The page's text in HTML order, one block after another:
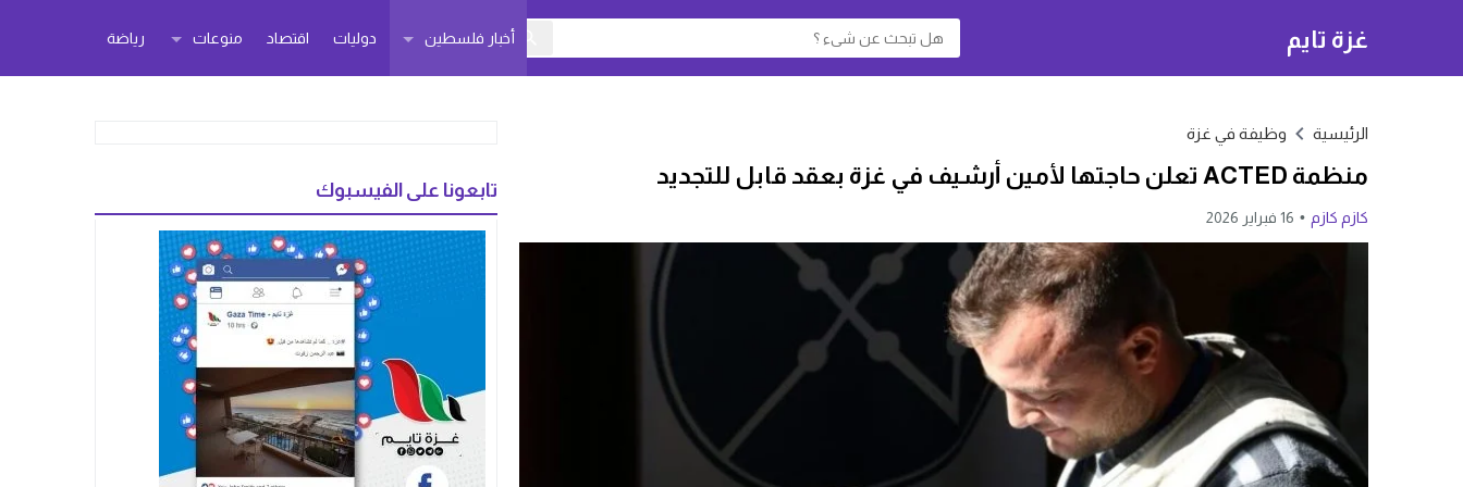
غزة تايم أخبار فلسطين دوليات اقتصاد منوعات رياضة
الرئيسية وظيفة في غزة
منظمة ACTED تعلن حاجتها لأمين أرشيف في غزة بعقد قابل للتجديد
كازم كازم 16 فبراير 2026
تابعونا على الفيسبوك